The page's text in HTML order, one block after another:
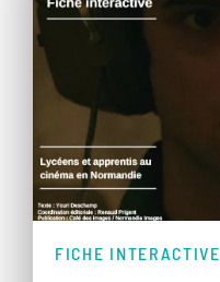
FICHE INTERACTIVE